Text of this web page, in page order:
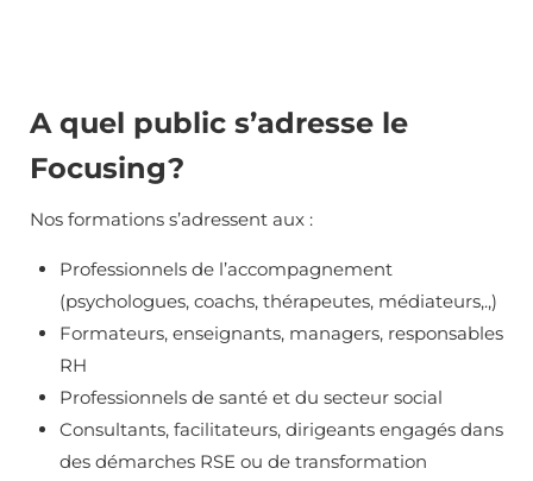
A quel public s’adresse le
Focusing?
Nos formations s’adressent aux :
Professionnels de l’accompagnement
(psychologues, coachs, thérapeutes, médiateurs,.,)
Formateurs, enseignants, managers, responsables
RH
Professionnels de santé et du secteur social
Consultants, facilitateurs, dirigeants engagés dans
des démarches RSE ou de transformation